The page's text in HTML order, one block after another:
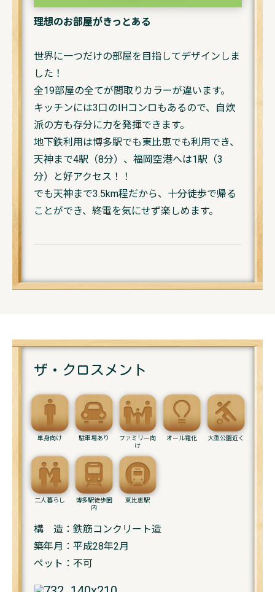
理想のお部屋がきっとある
世界に一つだけの部屋を目指してデザインしま
した！
全19部屋の全てが間取りカラーが違います。
キッチンには3口のIHコンロもあるので、自炊
派の方も存分に力を発揮できます。
地下鉄利用は博多駅でも東比恵でも利用でき、
天神まで4駅（8分）、福岡空港へは1駅（3
分）と好アクセス！！
でも天神まで3.5km程だから、十分徒歩で帰る
ことができ、終電を気にせず楽しめます。
ザ・クロスメント
単身向け 駐車場あり
ファミリー向
け
オール電化 大型公園近く
二人暮らし
博多駅徒歩圏
内
東比恵駅
構 造：鉄筋コンクリート造
築年月：平成28年2月
ペット：不可